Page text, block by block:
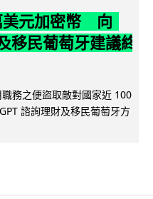
美元加密幣 向
移民葡萄牙建議終
務之便盜取敵對國家近 100
諮詢理財及移民葡萄牙方